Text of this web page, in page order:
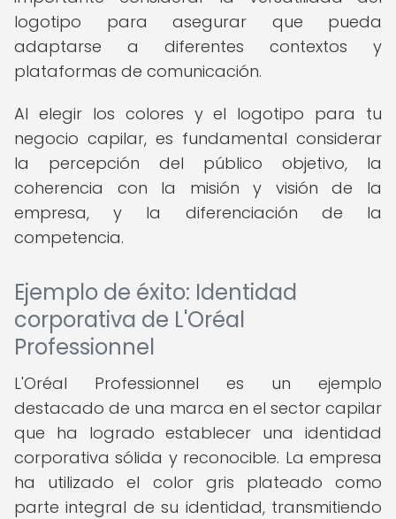
logotipo para asegurar que pueda
adaptarse a diferentes contextos y
plataformas de comunicación.
Al elegir los colores y el logotipo para tu
negocio capilar, es fundamental considerar
la percepción del público objetivo, la
coherencia con la misión y visión de la
empresa, y la diferenciación de la
competencia.
Ejemplo de éxito: Identidad
corporativa de L'Oréal
Professionnel
L'Oréal Professionnel es un ejemplo
destacado de una marca en el sector capilar
que ha logrado establecer una identidad
corporativa sólida y reconocible. La empresa
ha utilizado el color gris plateado como
parte integral de su identidad, transmitiendo